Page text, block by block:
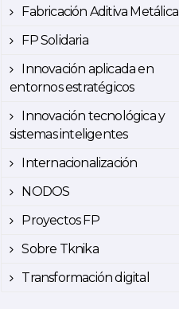
Fabricación Aditiva Metálica
FP Solidaria
Innovación aplicada en
entornos estratégicos
Innovación tecnológica y
sistemas inteligentes
Internacionalización
NODOS
Proyectos FP
Sobre Tknika
Transformación digital